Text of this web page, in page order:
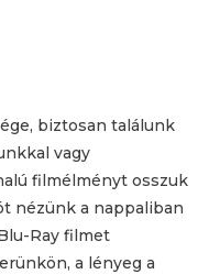
biztosan találunk
vagy
filmélményt osszuk
nézünk a nappaliban
Ray filmet
a lényeg a